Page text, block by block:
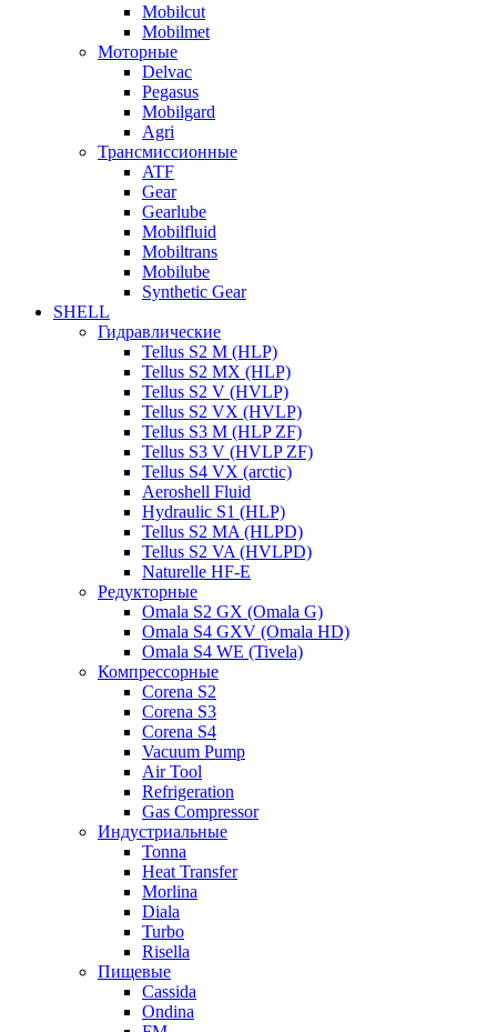
Mobilcut
Mobilmet
Моторные
Delvac
Pegasus
Mobilgard
Agri
Трансмиссионные
ATF
Gear
Gearlube
Mobilfluid
Mobiltrans
Mobilube
Synthetic Gear
SHELL
Гидравлические
Tellus S2 M (HLP)
Tellus S2 MХ (HLP)
Tellus S2 V (HVLP)
Tellus S2 VX (HVLP)
Tellus S3 M (HLP ZF)
Tellus S3 V (HVLP ZF)
Tellus S4 VX (arctic)
Aeroshell Fluid
Hydraulic S1 (HLP)
Tellus S2 MA (HLPD)
Tellus S2 VA (HVLPD)
Naturelle HF-E
Редукторные
Omala S2 GX (Omala G)
Omala S4 GXV (Omala HD)
Omala S4 WE (Tivela)
Компрессорные
Corena S2
Corena S3
Corena S4
Vacuum Pump
Air Tool
Refrigeration
Gas Compressor
Индустриальные
Tonna
Heat Transfer
Morlina
Diala
Turbo
Risella
Пищевые
Cassida
Ondina